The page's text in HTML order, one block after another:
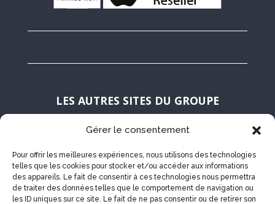
Gérer le consentement
Pour offrir les meilleures expériences, nous utilisons des technologies
telles que les cookies pour stocker et/ou accéder aux informations
des appareils. Le fait de consentir à ces technologies nous permettra
de traiter des données telles que le comportement de navigation ou
les ID uniques sur ce site. Le fait de ne pas consentir ou de retirer son
LES AUTRES SITES DU GROUPE